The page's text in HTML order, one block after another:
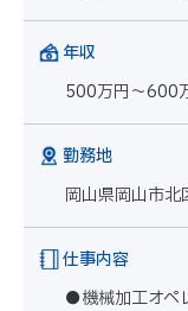
年収
500万円～600
勤務地
岡山県岡山市北
仕事内容
●機械加工オペ